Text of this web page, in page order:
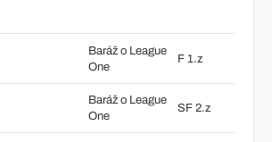
Baráž o League
One
F 1.z
Baráž o League
One
SF 2.z